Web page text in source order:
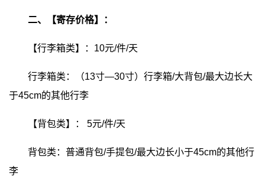
二、【寄存价格】：
【行李箱类】：10元/件/天
行李箱类：（13寸—30寸）行李箱/大背包/最大边长大
于45cm的其他行李
【背包类】： 5元/件/天
背包类：普通背包/手提包/最大边长小于45cm的其他行
李